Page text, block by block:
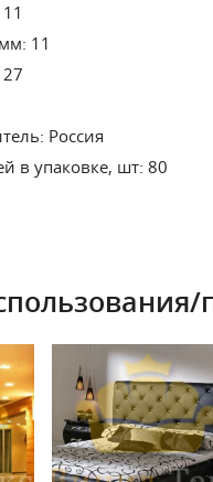
11
Россия
в упаковке, шт: 80